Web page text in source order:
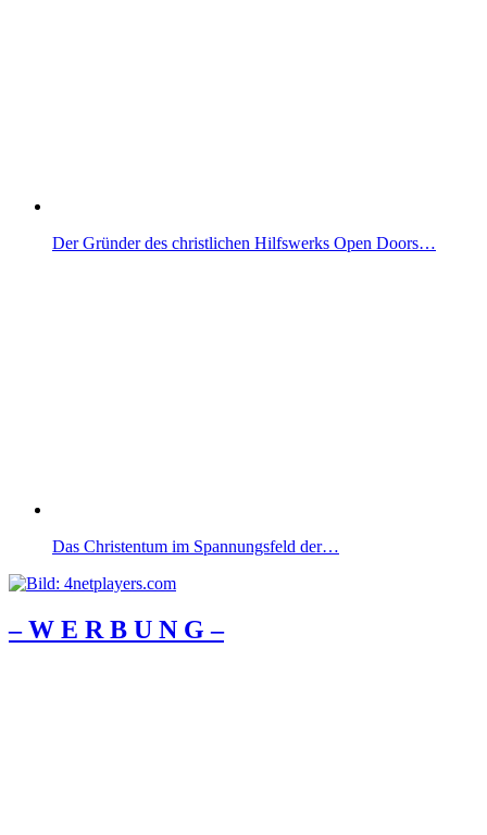
Der Gründer des christlichen Hilfswerks Open Doors…
Das Christentum im Spannungsfeld der…
– W Ε R Β U Ν G –